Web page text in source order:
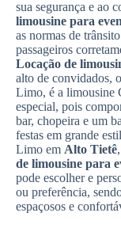
sua segurança e ao
limousine para
as normas de
passageiros
Locação de
alto de convidados,
Limo, é a limousine
especial, pois
bar, chopeira e um
festas em grande
Limo em Alto Tietê
de limousine para
pode escolher e
ou preferência,
espaçosos e